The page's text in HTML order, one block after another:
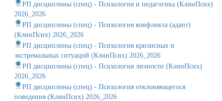
РП дисциплины (спец) - Психология и педагогика (КлинПсих)
2026_2026
РП дисциплины (спец) - Психология конфликта (адапт)
(КлинПсих) 2026_2026
РП дисциплины (спец) - Психология кризисных и
экстремальных ситуаций (КлинПсих) 2026_2026
РП дисциплины (спец) - Психология личности (КлинПсих)
2026_2026
РП дисциплины (спец) - Психология отклоняющегося
поведения (КлинПсих) 2026_2026